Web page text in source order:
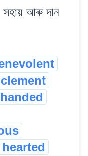
সহায় আৰু দান
clement